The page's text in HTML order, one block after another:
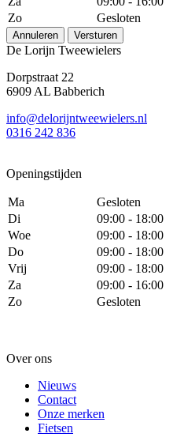
Zo
Gesloten
Annuleren Versturen
De Lorijn Tweewielers
Dorpstraat 22
6909 AL Babberich
info@delorijntweewielers.nl
0316 242 836
Openingstijden
Ma
Gesloten
Di
09:00 - 18:00
Woe
09:00 - 18:00
Do
09:00 - 18:00
Vrij
09:00 - 18:00
Za
09:00 - 16:00
Zo
Gesloten
Over ons
Nieuws
Contact
Onze merken
Fietsen